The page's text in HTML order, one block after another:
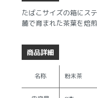
たばこサイズの箱にス
麓で育まれた茶葉を焙
商品詳細
名称 粉末茶